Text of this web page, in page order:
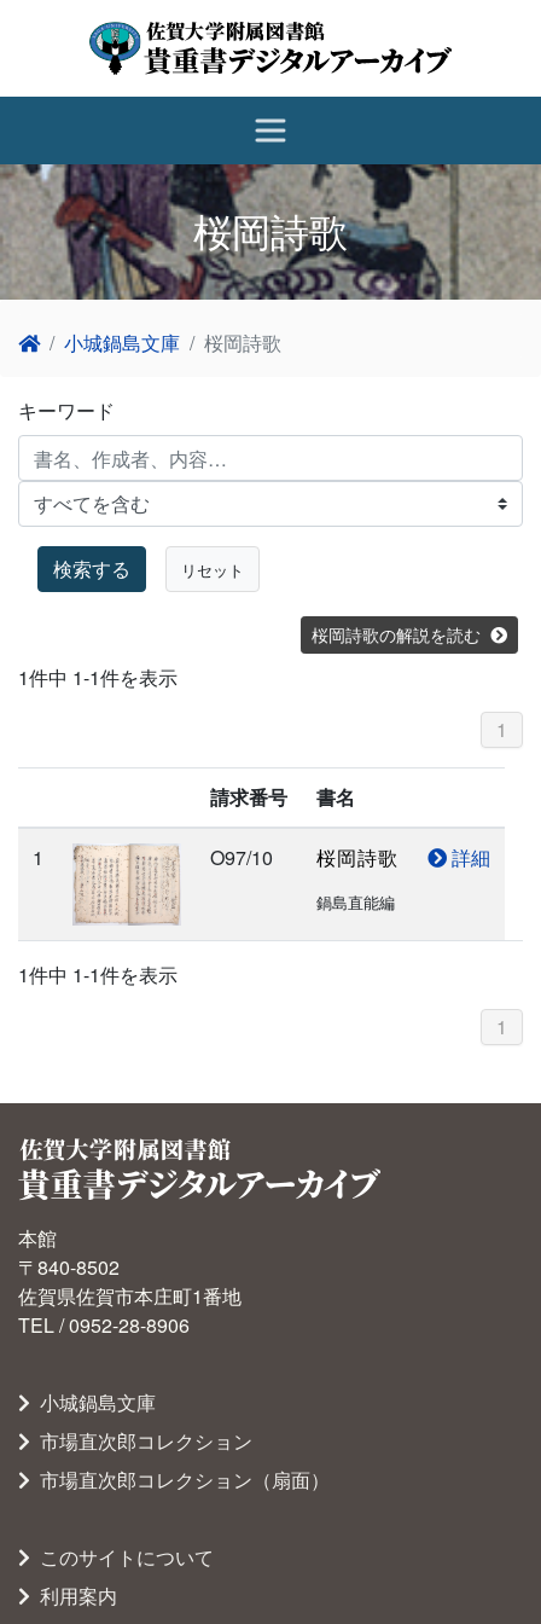
桜岡詩歌
小城鍋島文庫 桜岡詩歌
キーワード
検索する リセット
桜岡詩歌の解説を読む
1件中 1-1件を表示
1
請求番号 書名
1 O97/10 桜岡詩歌
鍋島直能編
詳細
1件中 1-1件を表示
1
本館
〒840-8502
佐賀県佐賀市本庄町1番地
TEL / 0952-28-8906
小城鍋島文庫
市場直次郎コレクション
市場直次郎コレクション（扇面）
このサイトについて
利用案内